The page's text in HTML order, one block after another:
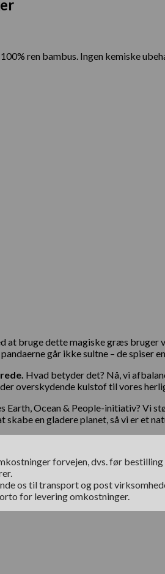
ren bambus. Ingen kemiske
at bruge dette magiske græs bruger
går ikke sultne – de spiser
Hvad betyder det? Nå, vi
overskydende kulstof til vores
Earth, Ocean & People-initiativ? Vi
en gladere planet, så vi er et
forvejen, dvs. før
os til transport og post
for levering omkostninger.